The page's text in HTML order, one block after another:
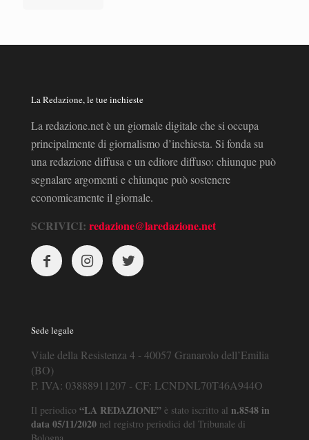
La Redazione, le tue inchieste
La redazione.net è un giornale digitale che si occupa
principalmente di giornalismo d’inchiesta. Si fonda su
una redazione diffusa e un editore diffuso: chiunque può
segnalare argomenti e chiunque può sostenere
economicamente il giornale.
SCRIVICI: redazione@laredazione.net
Sede legale
Viale della Resistenza 4 - 40057 Granarolo dell’Emilia
(BO)
P. IVA: 03888911207 - CF: LCNDNL70T46A944O
Il periodico “LA REDAZIONE” è stato iscritto al n.8548 in
data 05/11/2020 nel registro periodici del Tribunale di